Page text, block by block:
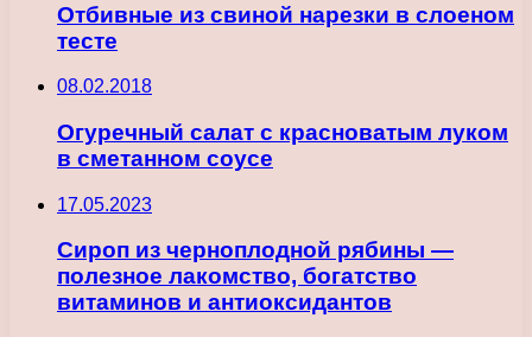
Отбивные из свиной нарезки в слоеном
тесте
08.02.2018
Огуречный салат с красноватым луком
в сметанном соусе
17.05.2023
Сироп из черноплодной рябины —
полезное лакомство, богатство
витаминов и антиоксидантов